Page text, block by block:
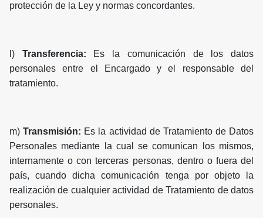
protección de la Ley y normas concordantes.
l) Transferencia: Es la comunicación de los datos
personales entre el Encargado y el responsable del
tratamiento.
m)Transmisión: Es la actividad de Tratamiento de Datos
Personales mediante la cual se comunican los mismos,
internamente o con terceras personas, dentro o fuera del
país, cuando dicha comunicación tenga por objeto la
realización de cualquier actividad de Tratamiento de datos
personales.